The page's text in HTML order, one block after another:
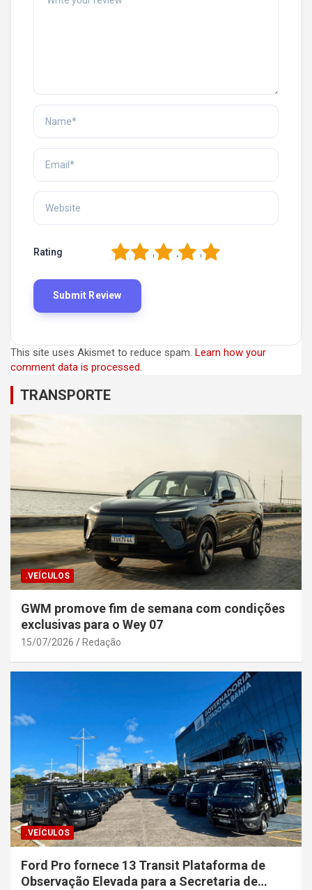
Rating 5
4
3
2
This site uses Akismet to reduce spam. Learn how your
comment data is processed.
TRANSPORTE
.VEÍCULOS
GWM promove fim de semana com condições
exclusivas para o Wey 07
15/07/2026 Redação
.VEÍCULOS
Ford Pro fornece 13 Transit Plataforma de
Observação Elevada para a Secretaria de